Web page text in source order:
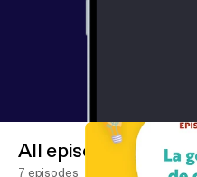
All episodes
7 episodes